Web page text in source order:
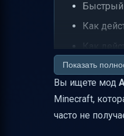
Быстрый
Как
Как
Как
Про “ваш
Что
Показать
Вы ищете мод
Minecraft,
часто не